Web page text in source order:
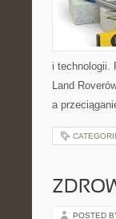
i technologii.
Land
a
POSTED